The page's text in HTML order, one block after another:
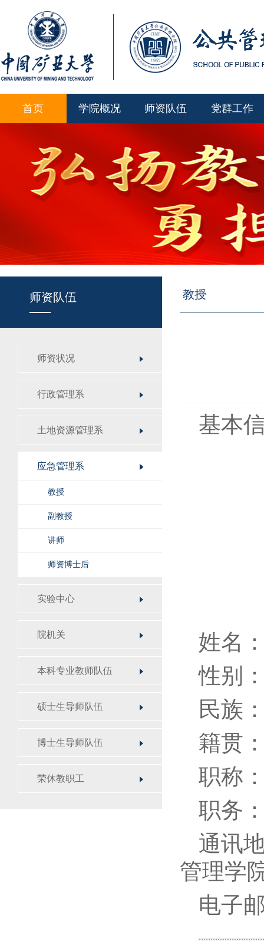
首页 学院概况 师资队伍 党群工作
师资队伍
师资状况
行政管理系
土地资源管理系
应急管理系
教授
副教授
讲师
师资博士后
实验中心
院机关
本科专业教师队伍
硕士生导师队伍
博士生导师队伍
荣休教职工
教授
基本
姓名
性别
民族
籍贯
职称
职务
通讯
管理学
电子